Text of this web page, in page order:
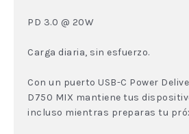
PD 3.0 @ 20W
Carga diaria, sin esfuerzo.
Con un puerto USB-C Power
D750 MIX mantiene tus
incluso mientras preparas tu